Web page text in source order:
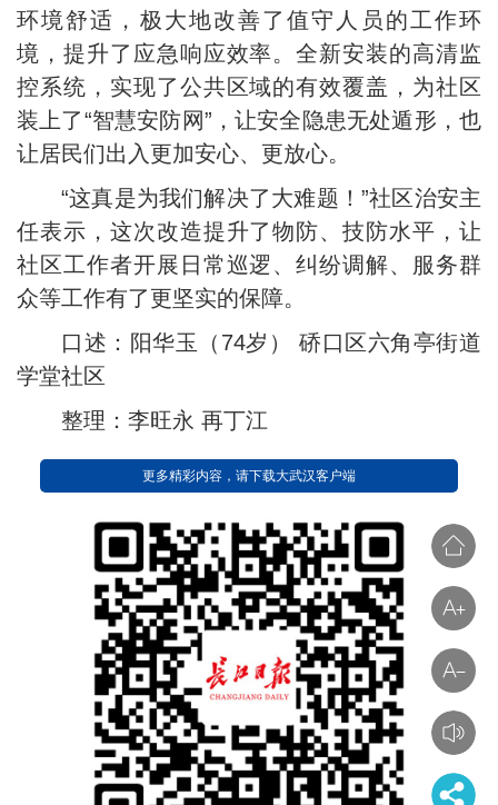
环境舒适，极大地改善了值守人员的工作环
境，提升了应急响应效率。全新安装的高清监
控系统，实现了公共区域的有效覆盖，为社区
装上了“智慧安防网”，让安全隐患无处遁形，也
让居民们出入更加安心、更放心。
“这真是为我们解决了大难题！”社区治安主
任表示，这次改造提升了物防、技防水平，让
社区工作者开展日常巡逻、纠纷调解、服务群
众等工作有了更坚实的保障。
口述：阳华玉（74岁） 硚口区六角亭街道
学堂社区
整理：李旺永 再丁江
更多精彩内容，请下载大武汉客户端